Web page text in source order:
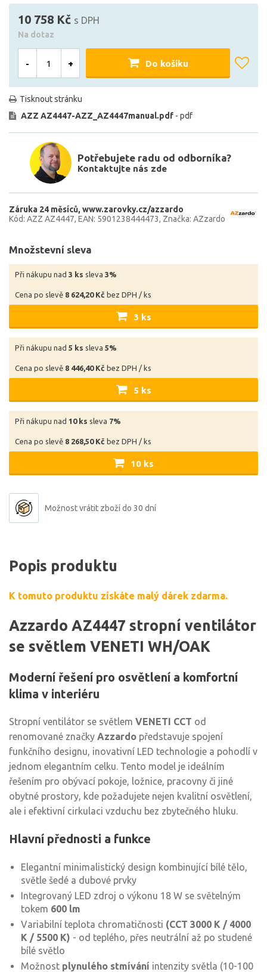
10 758 Kč s DPH
Na dotaz
- + Do košíku
Tisknout stránku
AZZ AZ4447-AZZ_AZ4447manual.pdf - pdf
Potřebujete radu od odborníka?
Kontaktujte nás zde
Záruka 24 měsíců www.zarovky.cz/azzardo
Kód: AZZ AZ4447 EAN: 5901238444473 Značka: AZzardo
Množstevní sleva
Při nákupu nad 3 ks sleva 3%
Cena po slevě 8 624,20 Kč bez DPH / ks
3 ks
Při nákupu nad 5 ks sleva 5%
Cena po slevě 8 446,40 Kč bez DPH / ks
5 ks
Při nákupu nad 10 ks sleva 7%
Cena po slevě 8 268,50 Kč bez DPH / ks
10 ks
Možnost vrátit zboží do 30 dní
Popis produktu
K tomuto produktu získáte malý dárek zdarma.
Azzardo AZ4447 stropní ventilátor
se světlem VENETI WH/OAK
Moderní řešení pro osvětlení a komfortní
klima v interiéru
Stropní ventilátor se světlem VENETI CCT od
renomované značky Azzardo představuje spojení
funkčního designu, inovativní LED technologie a pohodlí v
jednom elegantním celku. Tento model je ideálním
řešením pro obývací pokoje, ložnice, pracovny či jiné
obytné prostory, kde požadujete nejen kvalitní osvětlení,
ale i efektivní cirkulaci vzduchu bez zbytečného hluku.
Hlavní přednosti a funkce
Elegantní minimalistický design kombinující bílé tělo,
světle šedé a dubové prvky
Integrovaný LED zdroj o výkonu 18 W se světelným
tokem 600 lm
Variabilní teplota chromatičnosti (CCT 3000 K / 4000
K / 5500 K) - od teplého, přes neutrální až po studené
bílé světlo
Možnost plynulého stmívání intenzity světla (10-100